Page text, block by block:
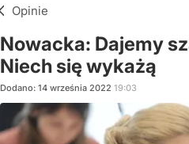
Opinie
Nowacka: Dajemy
Niech się wykażą
Dodano: 14 września 2022 19:03